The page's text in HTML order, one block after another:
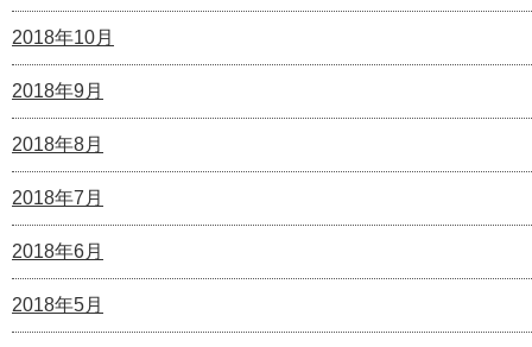
2018年10月
2018年9月
2018年8月
2018年7月
2018年6月
2018年5月